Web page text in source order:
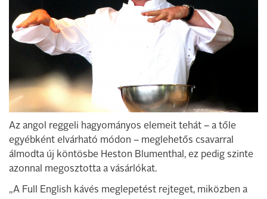
Az angol reggeli hagyományos elemeit tehát – a tőle
egyébként elvárható módon – meglehetős csavarral
álmodta új köntösbe Heston Blumenthal, ez pedig szinte
azonnal megosztotta a vásárlókat.
„A Full English kávés meglepetést rejteget, miközben a